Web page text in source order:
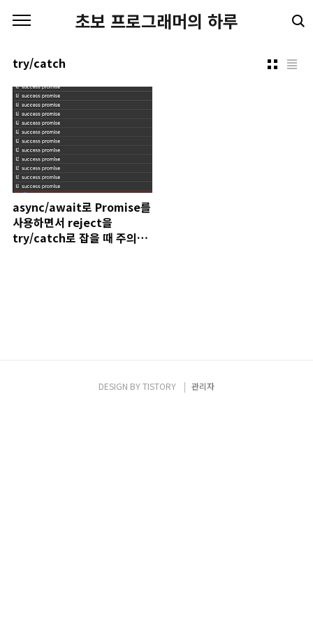
초보 프로그래머의 하루
try/catch
async/await로 Promise를
사용하면서 reject을
try/catch로 잡을 때 주의할
DESIGN BYTISTORY 관리자